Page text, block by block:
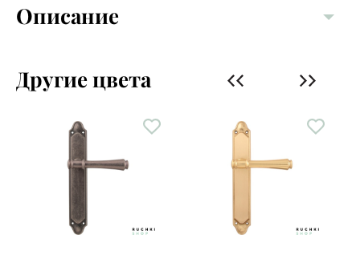
Описание
Другие цвета